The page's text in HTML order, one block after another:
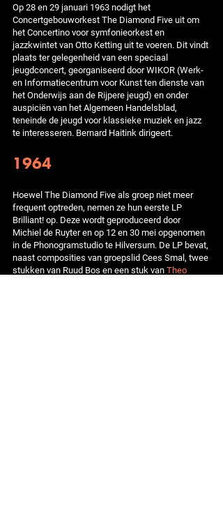
Op 28 en 29 januari 1963 nodigt het
Concertgebouworkest The Diamond Five uit om
het Concertino voor symfonieorkest en
jazzkwintet van Otto Ketting uit te voeren. Dit vindt
plaats ter gelegenheid van een speciaal
jeugdconcert, georganiseerd door WIKOR (Werk-
en Informatiecentrum voor Kunst ten dienste van
het Onderwijs aan de Rijpere jeugd) en onder
auspiciën van het Algemeen Handelsblad,
teneinde de jeugd voor klassieke muziek en jazz
te interesseren. Bernard Haitink dirigeert.
1964
Hoewel The Diamond Five als groep niet meer
frequent optreden, nemen ze hun eerste LP
Brilliant! op. Deze wordt geproduceerd door
Michiel de Ruyter en op 12 en 30 mei opgenomen
in de Phonogramstudio te Hilversum. De LP bevat,
naast composities van groepslid Cees Smal, twee
stukken van Ruud Bos en een stuk vanTheo